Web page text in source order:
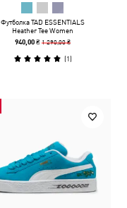
Футболка TAD ESSENTIALS
Heather Tee Women
940,00 ₴ 1 290,00 ₴
(1)